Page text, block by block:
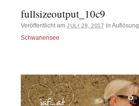
fullsizeoutput_10c9
Veröffentlicht amJULI 28, 2017 in Auflösung
Schwanensee